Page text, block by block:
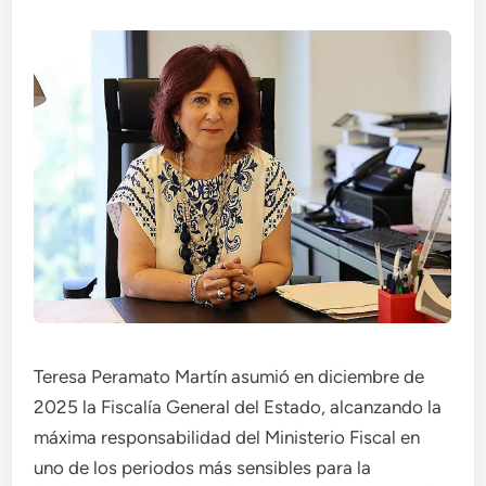
Teresa Peramato Martín asumió en diciembre de
2025 la Fiscalía General del Estado, alcanzando la
máxima responsabilidad del Ministerio Fiscal en
uno de los periodos más sensibles para la